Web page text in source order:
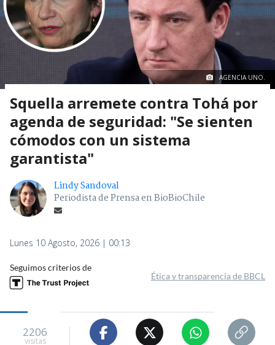
AGENCIA UNO.
Squella arremete contra Tohá por
agenda de seguridad: "Se sienten
cómodos con un sistema
garantista"
Lindy Sandoval
Periodista de Prensa en BioBioChile
Lunes 10 Agosto, 2026 | 00:13
Seguimos criterios de
Ética y transparencia de BBCL
2206
visitas